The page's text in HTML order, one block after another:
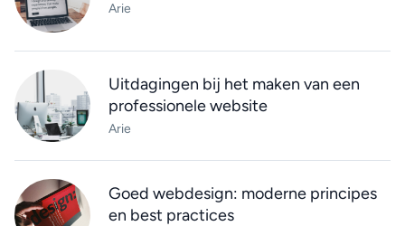
Arie
Uitdagingen bij het maken van een
professionele website
Arie
Goed webdesign: moderne principes
en best practices